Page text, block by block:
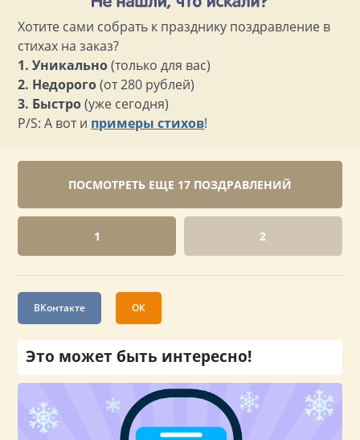
Хотите сами собрать к празднику поздравление в
стихах на заказ?
1. Уникально(только для вас)
2. Недорого(от 280 рублей)
3. Быстро(уже сегодня)
P/S: А вот и примеры стихов!
ПОСМОТРЕТЬ ЕЩЕ 17 ПОЗДРАВЛЕНИЙ
1 2
ВКонтакте ОК
Это может быть интересно!